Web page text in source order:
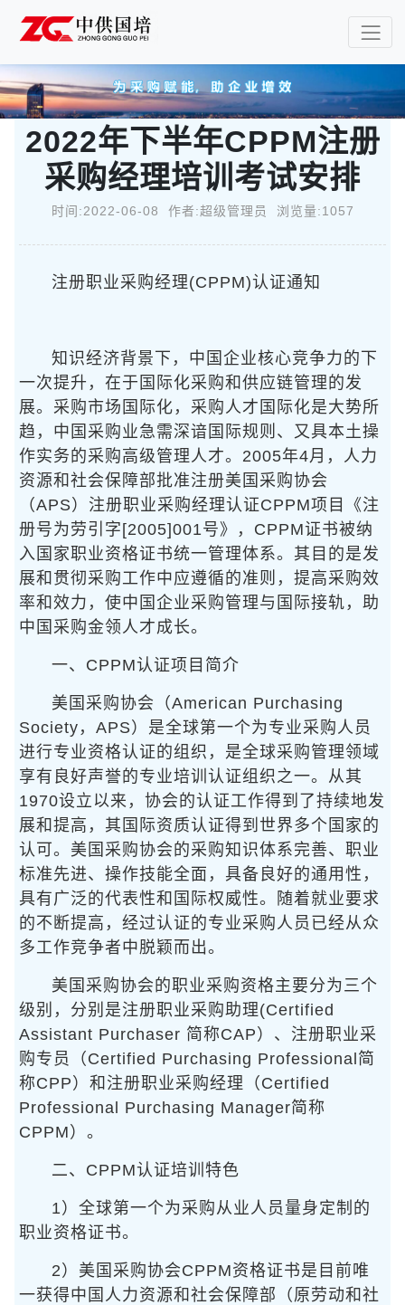
2022年下半年CPPM注册
采购经理培训考试安排
时间:2022-06-08 作者:超级管理员 浏览量:1057
注册职业采购经理(CPPM)认证通知
知识经济背景下，中国企业核心竞争力的下
一次提升，在于国际化采购和供应链管理的发
展。采购市场国际化，采购人才国际化是大势所
趋，中国采购业急需深谙国际规则、又具本土操
作实务的采购高级管理人才。2005年4月，人力
资源和社会保障部批准注册美国采购协会
（APS）注册职业采购经理认证CPPM项目《注
册号为劳引字[2005]001号》，CPPM证书被纳
入国家职业资格证书统一管理体系。其目的是发
展和贯彻采购工作中应遵循的准则，提高采购效
率和效力，使中国企业采购管理与国际接轨，助
中国采购金领人才成长。
一、CPPM认证项目简介
美国采购协会（American Purchasing
Society，APS）是全球第一个为专业采购人员
进行专业资格认证的组织，是全球采购管理领域
享有良好声誉的专业培训认证组织之一。从其
1970设立以来，协会的认证工作得到了持续地发
展和提高，其国际资质认证得到世界多个国家的
认可。美国采购协会的采购知识体系完善、职业
标准先进、操作技能全面，具备良好的通用性，
具有广泛的代表性和国际权威性。随着就业要求
的不断提高，经过认证的专业采购人员已经从众
多工作竞争者中脱颖而出。
美国采购协会的职业采购资格主要分为三个
级别，分别是注册职业采购助理(Certified
Assistant Purchaser 简称CAP）、注册职业采
购专员（Certified Purchasing Professional简
称CPP）和注册职业采购经理（Certified
Professional Purchasing Manager简称
CPPM）。
二、CPPM认证培训特色
1）全球第一个为采购从业人员量身定制的
职业资格证书。
2）美国采购协会CPPM资格证书是目前唯
一获得中国人力资源和社会保障部（原劳动和社